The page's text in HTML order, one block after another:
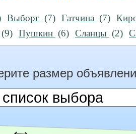
Выборг (7) Гатчина (7)
(9) Пушкин (6) Сланцы (2)
размер